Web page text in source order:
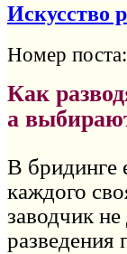
Искусство
Номер поста:
Как
а
В бридинге
каждого
заводчик
разведения